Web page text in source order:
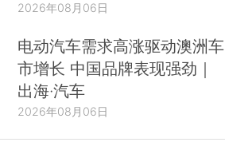
2026年08月06日
电动汽车需求高涨驱动澳洲车
市增长 中国品牌表现强劲｜
出海·汽车
2026年08月06日